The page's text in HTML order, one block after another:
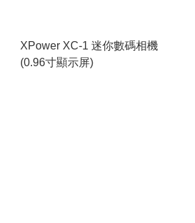
XPower XC-1 迷你數碼相機
(0.96寸顯示屏)